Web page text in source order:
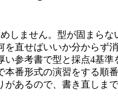
しません。型が固まらな
を直せばいいか分からず
参考書で型と採点4基準
本番形式の演習をする順
があるので、書き直しま